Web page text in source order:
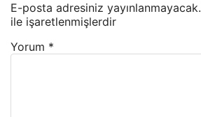
E-posta adresiniz yayınlanmayacak.
ile işaretlenmişlerdir
Yorum *